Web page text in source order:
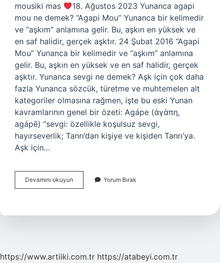
mousiki mas
18. Ağustos 2023 Yunanca agapi
mou ne demek? “Agapi Mou” Yunanca bir kelimedir
ve “aşkım” anlamına gelir. Bu, aşkın en yüksek ve
en saf halidir, gerçek aşktır. 24 Şubat 2016 “Agapi
Mou” Yunanca bir kelimedir ve “aşkım” anlamına
gelir. Bu, aşkın en yüksek ve en saf halidir, gerçek
aşktır. Yunanca sevgi ne demek? Aşk için çok daha
fazla Yunanca sözcük, türetme ve muhtemelen alt
kategoriler olmasına rağmen, işte bu eski Yunan
kavramlarının genel bir özeti: Agápe (ἀγάπη,
agápē) “sevgi: özellikle koşulsuz sevgi,
hayırseverlik; Tanrı’dan kişiye ve kişiden Tanrı’ya.
Aşk için…
Devamını okuyun Yunanca
Aşkım
Yorum Bırak
https://www.artiiki.com.tr https://atabeyi.com.tr